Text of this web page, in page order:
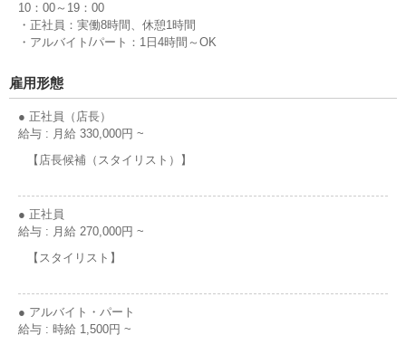
10：00～19：00
・正社員：実働8時間、休憩1時間
・アルバイト/パート：1日4時間～OK
雇用形態
● 正社員（店長）
給与 : 月給 330,000円 ~
【店長候補（スタイリスト）】
● 正社員
給与 : 月給 270,000円 ~
【スタイリスト】
● アルバイト・パート
給与 : 時給 1,500円 ~